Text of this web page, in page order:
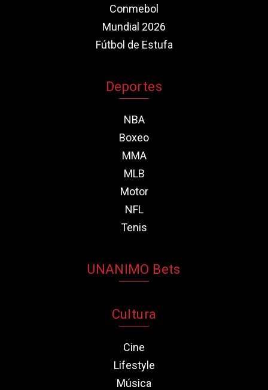
Conmebol
Mundial 2026
Fútbol de Estufa
Deportes
NBA
Boxeo
MMA
MLB
Motor
NFL
Tenis
UNANIMO Bets
Cultura
Cine
Lifestyle
Música